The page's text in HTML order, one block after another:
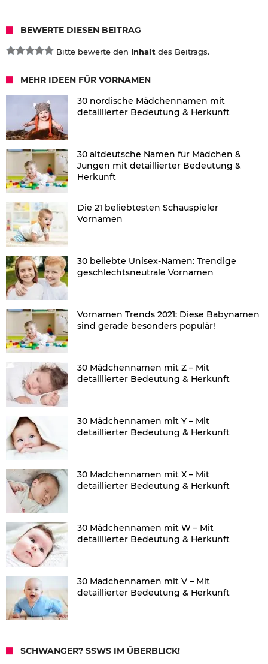
BEWERTE DIESEN BEITRAG
Bitte bewerte den Inhalt des Beitrags.
MEHR IDEEN FÜR VORNAMEN
30 nordische Mädchennamen mit
detaillierter Bedeutung & Herkunft
30 altdeutsche Namen für Mädchen &
Jungen mit detaillierter Bedeutung &
Herkunft
Die 21 beliebtesten Schauspieler
Vornamen
30 beliebte Unisex-Namen: Trendige
geschlechtsneutrale Vornamen
Vornamen Trends 2021: Diese Babynamen
sind gerade besonders populär!
30 Mädchennamen mit Z – Mit
detaillierter Bedeutung & Herkunft
30 Mädchennamen mit Y – Mit
detaillierter Bedeutung & Herkunft
30 Mädchennamen mit X – Mit
detaillierter Bedeutung & Herkunft
30 Mädchennamen mit W – Mit
detaillierter Bedeutung & Herkunft
30 Mädchennamen mit V – Mit
detaillierter Bedeutung & Herkunft
SCHWANGER? SSWS IM ÜBERBLICK!